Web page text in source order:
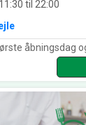
til 22:00
pizza, aldrig smagt bedre. Meget